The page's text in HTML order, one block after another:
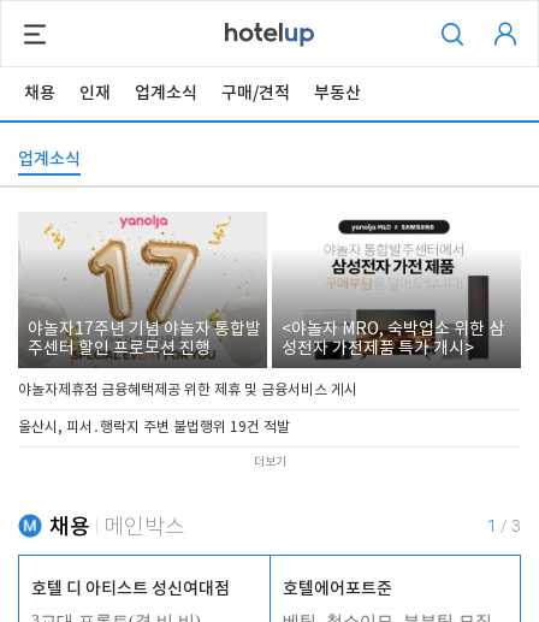
채용 인재 업계소식 구매/견적 부동산
업계소식
야놀자17주년 기념 야놀자 통합발
주센터 할인 프로모션 진행
<야놀자 MRO, 숙박업소 위한 삼
성전자 가전제품 특가 개시>
야놀자제휴점 금융혜택제공 위한 제휴 및 금융서비스 게시
울산시, 피서․행락지 주변 불법행위 19건 적발
더보기
채용 메인박스 1 / 3
호텔 디 아티스트 성신여대점 호텔에어포트준